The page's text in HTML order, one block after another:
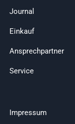
Journal
Einkauf
Ansprechpartner
Service
Impressum